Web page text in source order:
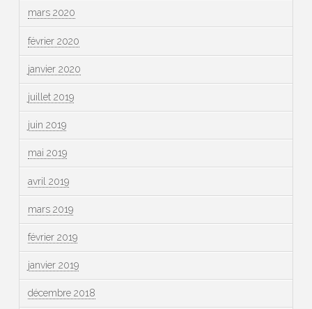
mars 2020
février 2020
janvier 2020
juillet 2019
juin 2019
mai 2019
avril 2019
mars 2019
février 2019
janvier 2019
décembre 2018